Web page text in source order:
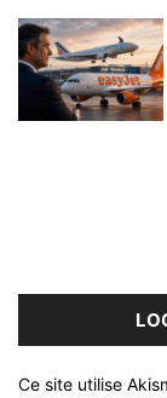
Ce site utilise